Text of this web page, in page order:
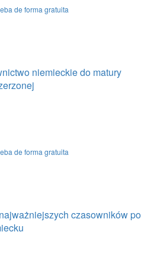
de forma gratuita
niemieckie do matury
de forma gratuita
czasowników po